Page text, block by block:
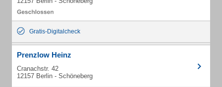
Gratis-Digitalcheck
Prenzlow Heinz
Cranachstr. 42
12157 Berlin - Schöneberg